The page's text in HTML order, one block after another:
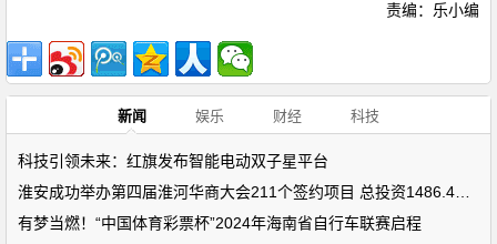
责编：乐小编
新闻 娱乐 财经 科技
科技引领未来：红旗发布智能电动双子星平台
有梦当燃！“中国体育彩票杯”2024年海南省自行车联赛启程